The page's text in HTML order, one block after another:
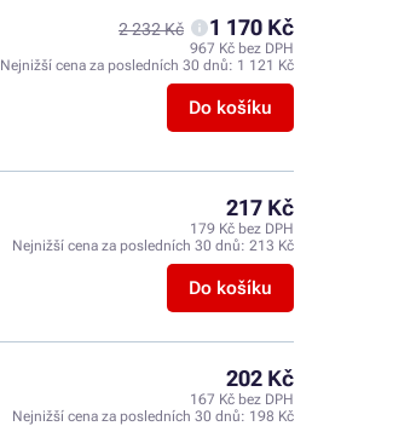
2 232 Kč 1 170 Kč
967 Kč bez DPH
Nejnižší cena za posledních 30 dnů: 1 121 Kč
Do košíku
217 Kč
179 Kč bez DPH
Nejnižší cena za posledních 30 dnů: 213 Kč
Do košíku
202 Kč
167 Kč bez DPH
Nejnižší cena za posledních 30 dnů: 198 Kč